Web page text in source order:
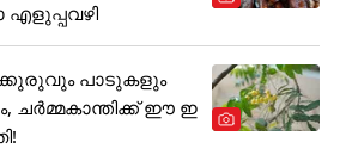
എളുപ്പവഴി
പാടുകളും
ചർമ്മകാന്തിക്ക് ഈ ഇ